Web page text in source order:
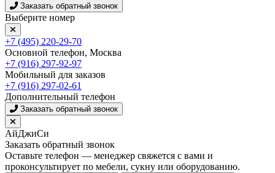
Заказать обратный звонок
Выберите номер
+7 (495) 220-29-70
Основной телефон, Москва
+7 (916) 297-92-97
Мобильный для заказов
+7 (916) 297-02-61
Дополнительный телефон
Заказать обратный звонок
АйДжиСи
Заказать обратный звонок
Оставьте телефон — менеджер свяжется с вами и
проконсультирует по мебели, сукну или оборудованию.